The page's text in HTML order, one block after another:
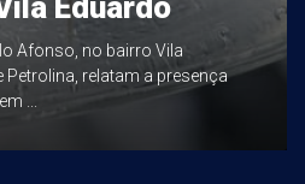
Afonso, no bairro Vila
Petrolina, relatam a presença
...